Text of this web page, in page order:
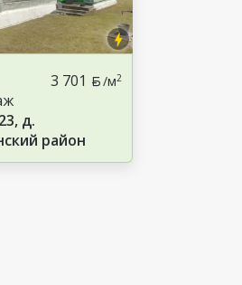
3 701 /м2
д.
район